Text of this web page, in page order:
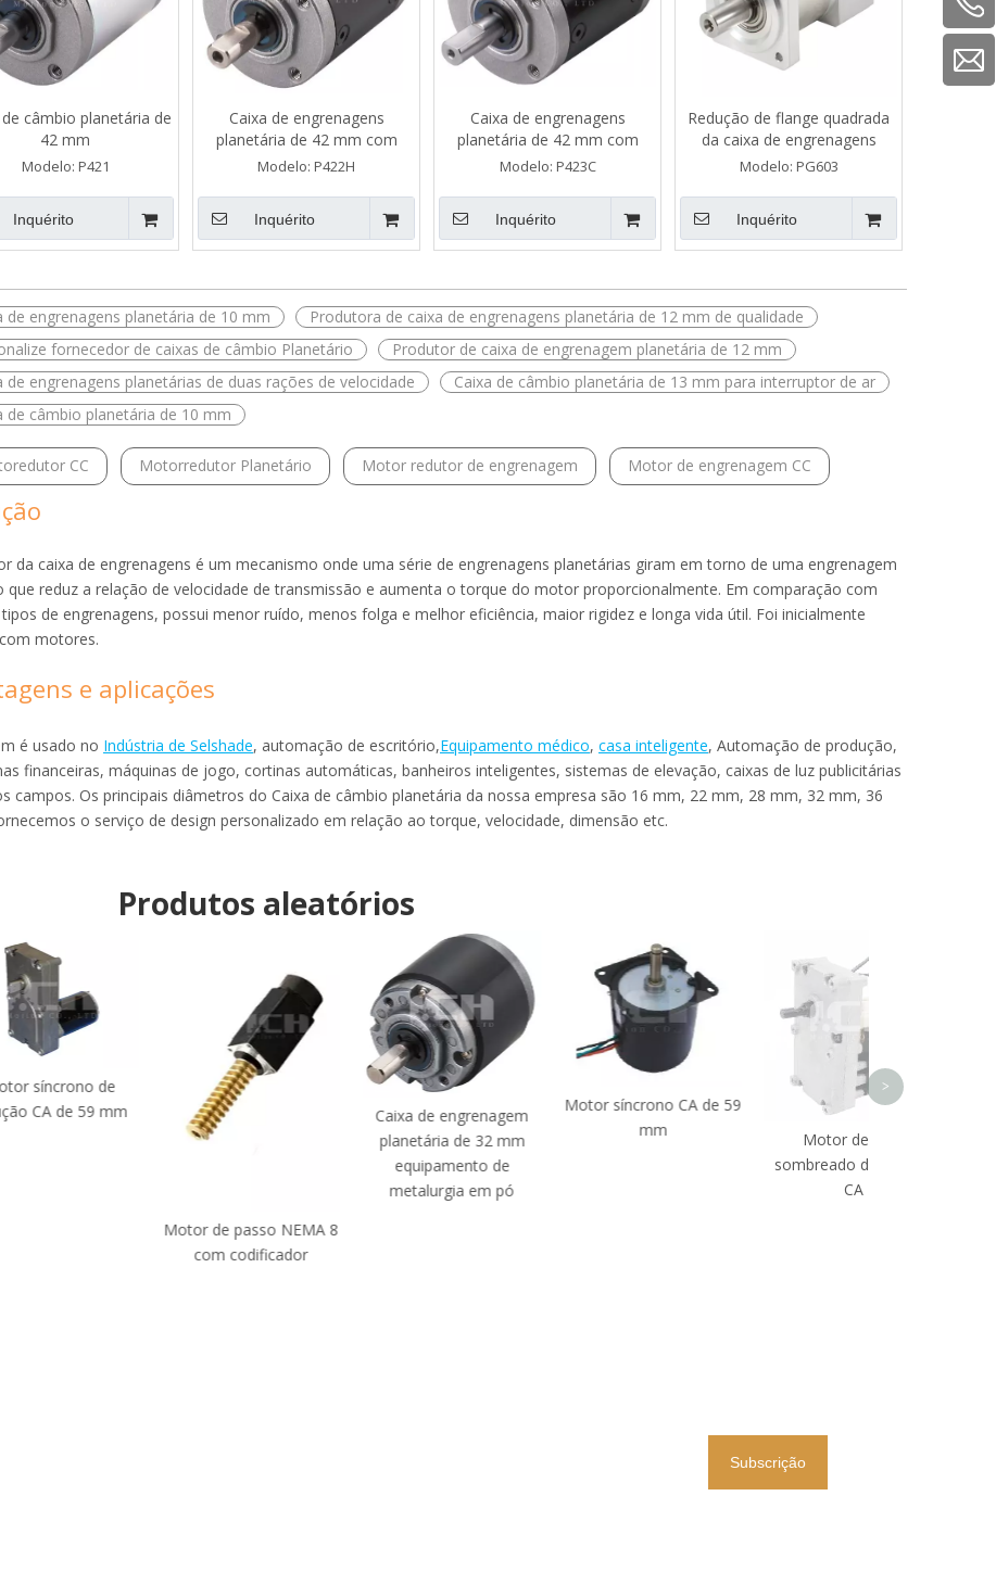
câmbio planetária de
42 mm
Modelo: P421
Inquérito
Caixa de engrenagens
planetária de 42 mm com
engrenagem chanfrada
Modelo: P422H
Inquérito
Caixa de engrenagens
planetária de 42 mm com
engrenagem de metal
Modelo: P423C
Inquérito
Redução de flange quadrada
da caixa de engrenagens
planetária de alta precisão e
Modelo: PG603
Inquérito
de engrenagens planetária de 10 mm
Produtora de caixa de engrenagens planetária de 12 mm de qualidade
fornecedor de caixas de câmbio Planetário
Produtor de caixa de engrenagem planetária de 12 mm
de engrenagens planetárias de duas rações de velocidade
Caixa de câmbio planetária de 13 mm para interruptor de ar
de câmbio planetária de 10 mm
CC Motorredutor Planetário Motor redutor de engrenagem Motor de engrenagem CC
da caixa de engrenagens é um mecanismo onde uma série de engrenagens planetárias giram em torno de uma engrenagem
que reduz a relação de velocidade de transmissão e aumenta o torque do motor proporcionalmente. Em comparação com
de engrenagens, possui menor ruído, menos folga e melhor eficiência, maior rigidez e longa vida útil. Foi inicialmente
motores.
e aplicações
é usado no Indústria de Selshade, automação de escritório,Equipamento médico, casa inteligente, Automação de produção,
financeiras, máquinas de jogo, cortinas automáticas, banheiros inteligentes, sistemas de elevação, caixas de luz publicitárias
campos. Os principais diâmetros do Caixa de câmbio planetária da nossa empresa são 16 mm, 22 mm, 28 mm, 32 mm, 36
o serviço de design personalizado em relação ao torque, velocidade, dimensão etc.
Produtos aleatórios
de
mm
Motor de passo NEMA 8
com codificador
Caixa de engrenagem
planetária de 32 mm
equipamento de
metalurgia em pó
Motor síncrono CA de 59
Motor de pólo
sombreado de 70 mm
>
Subscrição